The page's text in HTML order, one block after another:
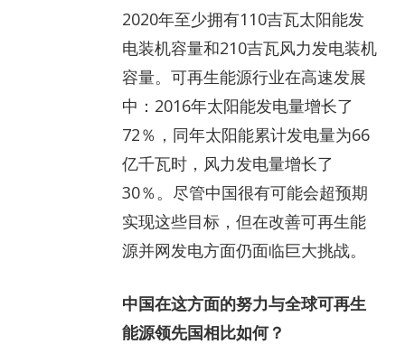
2020年至少拥有110吉瓦太阳能发
电装机容量和210吉瓦风力发电装机
容量。可再生能源行业在高速发展
中：2016年太阳能发电量增长了
72％，同年太阳能累计发电量为66
亿千瓦时，风力发电量增长了
30％。尽管中国很有可能会超预期
实现这些目标，但在改善可再生能
源并网发电方面仍面临巨大挑战。
中国在这方面的努力与全球可再生
能源领先国相比如何？